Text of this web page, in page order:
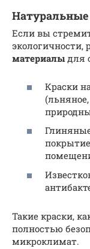
Если вы
экологичности,
материалыдля
Краски
Такие краски,
полностью
микроклимат.